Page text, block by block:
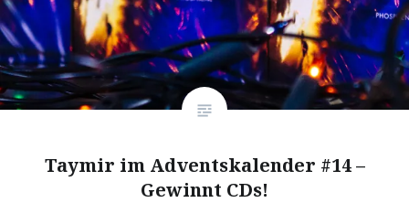
Taymir im Adventskalender #14 –
Gewinnt CDs!